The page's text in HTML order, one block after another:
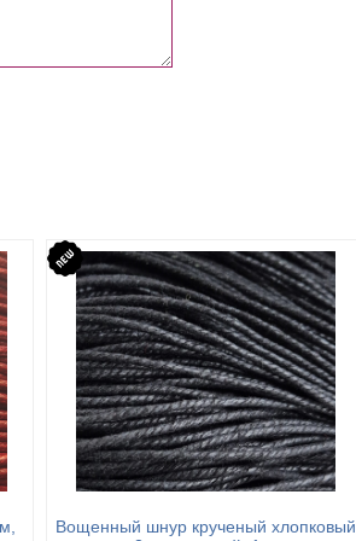
Вощенный шнур крученый хлопковый